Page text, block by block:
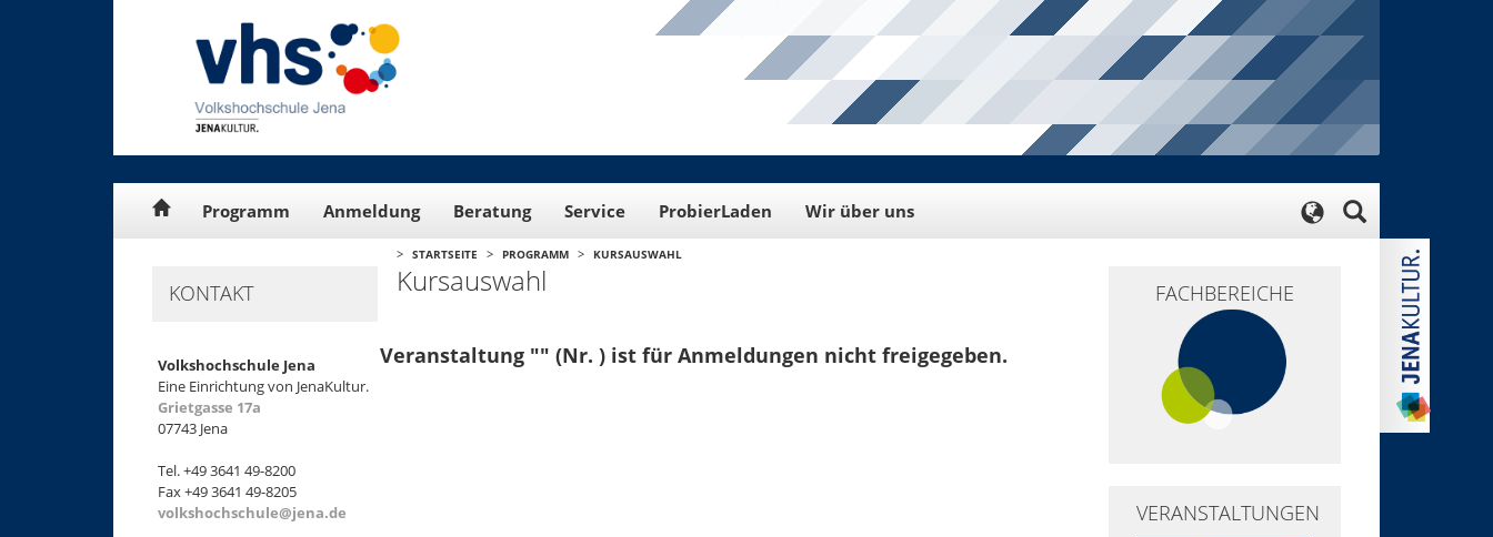
Programm Anmeldung Beratung Service ProbierLaden Wir über uns
KONTAKT
Volkshochschule Jena
Eine Einrichtung von JenaKultur.
Grietgasse 17a
07743 Jena
Tel. +49 3641 49-8200
Fax +49 3641 49-8205
volkshochschule@jena.de
> STARTSEITE > PROGRAMM > KURSAUSWAHL
Kursauswahl
Veranstaltung "" (Nr. ) ist für Anmeldungen nicht freigegeben.
FACHBEREICHE
VERANSTALTUNGEN